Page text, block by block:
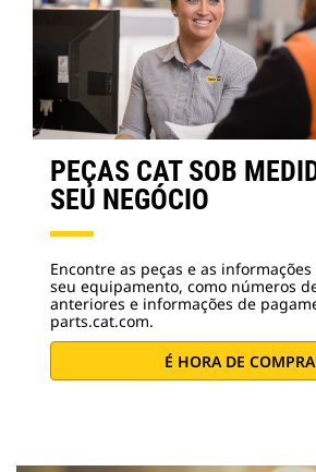
PEÇAS CAT SOB
SEU NEGÓCIO
Encontre as peças e as
seu equipamento, como números
anteriores e informações de
parts.cat.com.
É HORA DE